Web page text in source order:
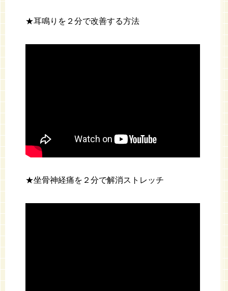
★耳鳴りを２分で改善する方法
★坐骨神経痛を２分で解消ストレッチ